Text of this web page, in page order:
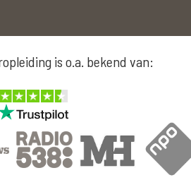
is o.a. bekend van: